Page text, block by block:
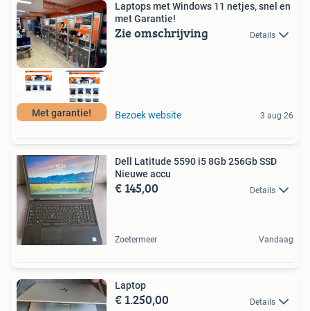
Met garantie!
Laptops met Windows 11 netjes, snel en
met Garantie!
Zie omschrijving Details
Bezoek website 3 aug 26
Dell Latitude 5590 i5 8Gb 256Gb SSD
Nieuwe accu
€ 145,00 Details
Zoetermeer Vandaag
Laptop
€ 1.250,00 Details